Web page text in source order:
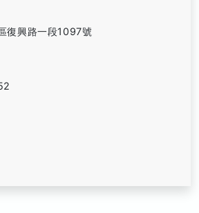
復興路一段1097號